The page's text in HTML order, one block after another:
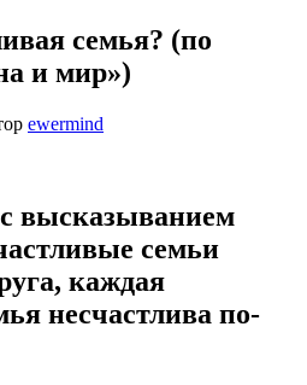
семья? (по
и мир»)
ewermind
высказыванием
семьи
каждая
несчастлива по-